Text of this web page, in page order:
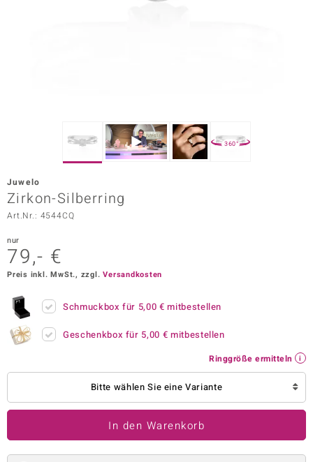
Vogue
Paraíso
Collection
360°
Juwelo
Zirkon-Silberring
Art.Nr.: 4544CQ
nur
79,- €
Preis inkl. MwSt., zzgl.Versandkosten
Schmuckbox für 5,00 € mitbestellen
Geschenkbox für 5,00 € mitbestellen
Ringgröße ermitteln
Bitte wählen Sie eine Variante
In den Warenkorb